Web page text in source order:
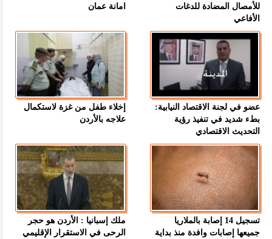
للأمصال المضادة للدغات
الأفاعي
امانة عمان
عضو في لجنة الاقتصاد النيابية:
بطء شديد في تنفيذ رؤية
التحديث الاقتصادي
إخلاء طفل من غزة لاستكمال
علاجه بالأردن
تسجيل 14 إصابة بالملاريا
جميعها إصابات وافدة منذ بداية
ملك إسبانيا : الأردن هو حجر
الرحى في الاستقرار الإقليمي